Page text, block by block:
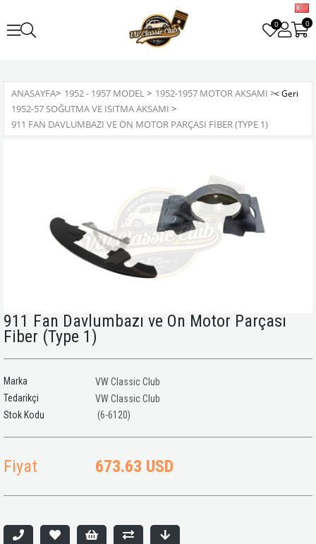
0 0
ANASAYFA> 1952 - 1957 MODEL> 1952-1957 MOTOR AKSAMI >
1952-57 SOĞUTMA VE ISITMA AKSAMI >
911 FAN DAVLUMBAZI VE ÖN MOTOR PARÇASI FIBER (TYPE 1)
911 Fan Davlumbazı ve Ön Motor Parçası
Fiber (Type 1)
Marka
VW Classic Club
Tedarikçi
VW Classic Club
(6-6120)
Fiyat 673.63 USD